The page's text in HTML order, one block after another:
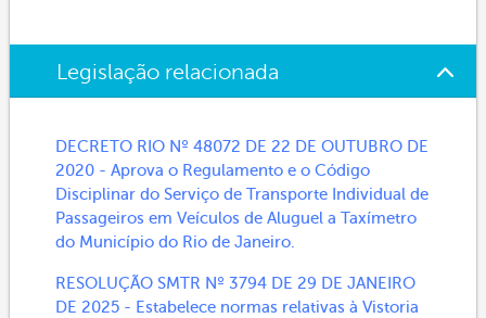
Legislação relacionada
DECRETO RIO Nº 48072 DE 22 DE OUTUBRO DE
2020 - Aprova o Regulamento e o Código
Disciplinar do Serviço de Transporte Individual de
Passageiros em Veículos de Aluguel a Taxímetro
do Município do Rio de Janeiro.
RESOLUÇÃO SMTR Nº 3794 DE 29 DE JANEIRO
DE 2025 - Estabelece normas relativas à Vistoria